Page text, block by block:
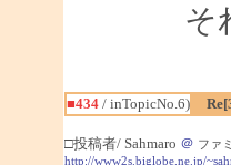
そ
■434/ inTopicNo.6)
□投稿者/ Sahmaro ＠ ファ
http://www2s.biglobe.ne.jp/